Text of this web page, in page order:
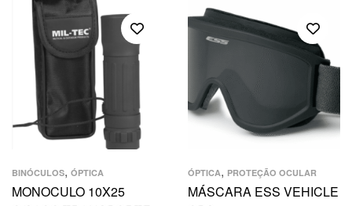
BINÓCULOS, ÓPTICA
MONOCULO 10X25
ÓPTICA, PROTEÇÃO OCULAR
MÁSCARA ESS VEHICLE